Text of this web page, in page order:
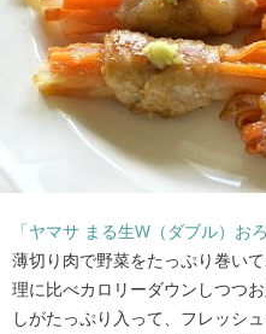
「ヤマサ まる生W（ダブル）お
薄切り肉で野菜をたっぷり巻い
理に比べカロリーダウンしつつ
しがたっぷり入って、フレッシ